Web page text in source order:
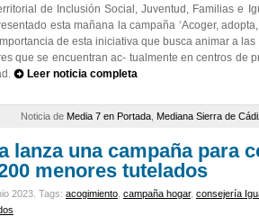
de Inclusión Social, Juventud, Familias e
esta mañana la campaña ‘Acoger,
de esta iniciativa que busca animar a
que se encuentran ac- tualmente en centros de
Leer noticia completa
Noticia de Media 7 en Portada Mediana Sierra de
lanza una campaña para
menores tutelados
2023. Tags: acogimiento campaña hogar, consejería